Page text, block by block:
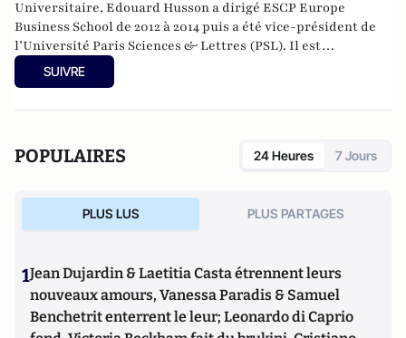
Universitaire, Edouard Husson a dirigé ESCP Europe
Business School de 2012 à 2014puis a été vice-président de
l’Université Paris Sciences & Lettres (PSL). Il est
actuellement professeur à l’Institut Franco-Allemand
d’Etudes Européennes (à l’Université de Cergy-Pontoise).
d’ouvrages et de nombreux articles sur l’histoire de
mondialisations, l’histoire de la monnaie, l’histoire du
nazisme et des autres violences de masse au XXème siècle
ou l’histoire des relations internationales et des conflits
Benjamin Disraëli.
SUIVRE
POPULAIRES 24 Heures 7 Jours
PLUS LUS PLUS PARTAGES
1Jean Dujardin & Laetitia Casta étrennent leurs
nouveaux amours, Vanessa Paradis & Samuel
Benchetrit enterrent le leur; Leonardo di Caprio